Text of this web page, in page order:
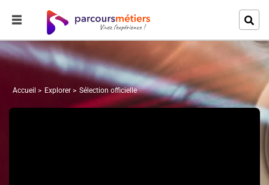
Accueil Explorer Sélection officielle